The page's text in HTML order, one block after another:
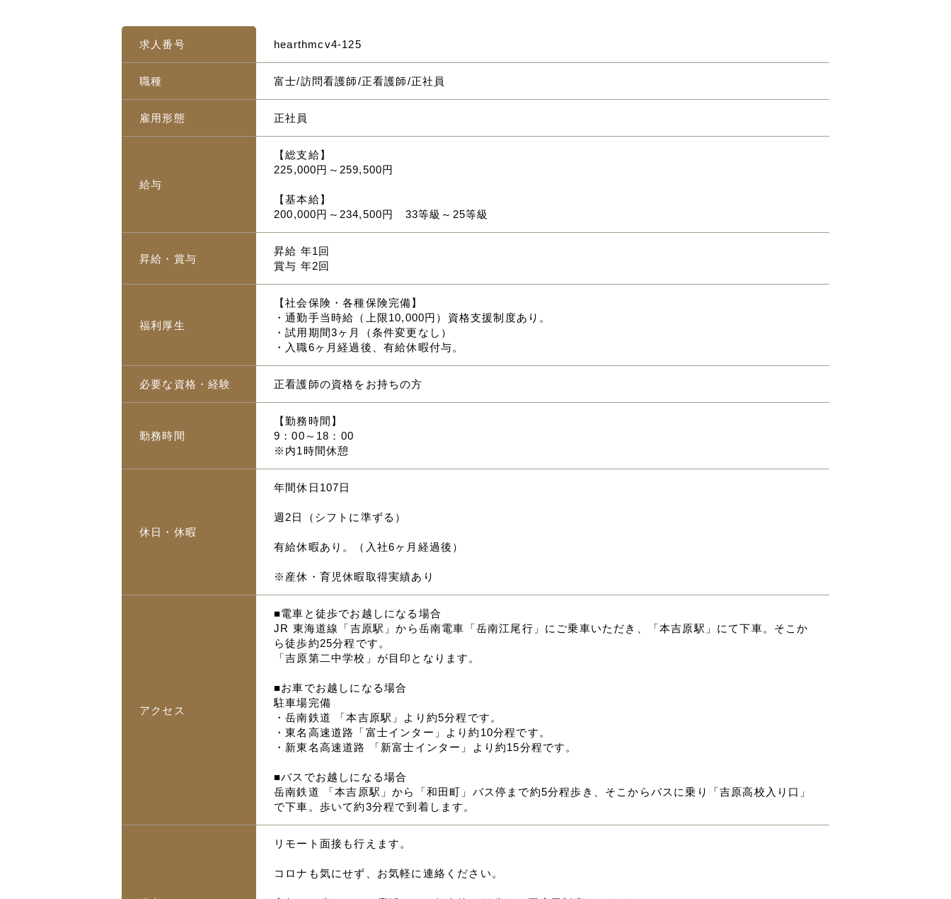
求人番号 hearthmcv4-125
職種 富士/訪問看護師/正看護師/正社員
雇用形態 正社員
給与
【総支給】
225,000円～259,500円
【基本給】
200,000円～234,500円 33等級～25等級
昇給・賞与
昇給 年1回
賞与 年2回
福利厚生
【社会保険・各種保険完備】
・通勤手当時給（上限10,000円）資格支援制度あり。
・試用期間3ヶ月（条件変更なし）
・入職6ヶ月経過後、有給休暇付与。
必要な資格・経験 正看護師の資格をお持ちの方
勤務時間
【勤務時間】
9：00～18：00
※内1時間休憩
休日・休暇
年間休日107日
週2日（シフトに準ずる）
有給休暇あり。（入社6ヶ月経過後）
※産休・育児休暇取得実績あり
アクセス
■電車と徒歩でお越しになる場合
JR 東海道線「吉原駅」から岳南電車「岳南江尾行」にご乗車いただき、「本吉原駅」にて下車。そこか
ら徒歩約25分程です。
「吉原第二中学校」が目印となります。
■お車でお越しになる場合
駐車場完備
・岳南鉄道 「本吉原駅」より約5分程です。
・東名高速道路「富士インター」より約10分程です。
・新東名高速道路 「新富士インター」より約15分程です。
■バスでお越しになる場合
岳南鉄道 「本吉原駅」から「和田町」バス停まで約5分程歩き、そこからバスに乗り「吉原高校入り口」
で下車。歩いて約3分程で到着します。
リモート面接も行えます。
コロナも気にせず、お気軽に連絡ください。